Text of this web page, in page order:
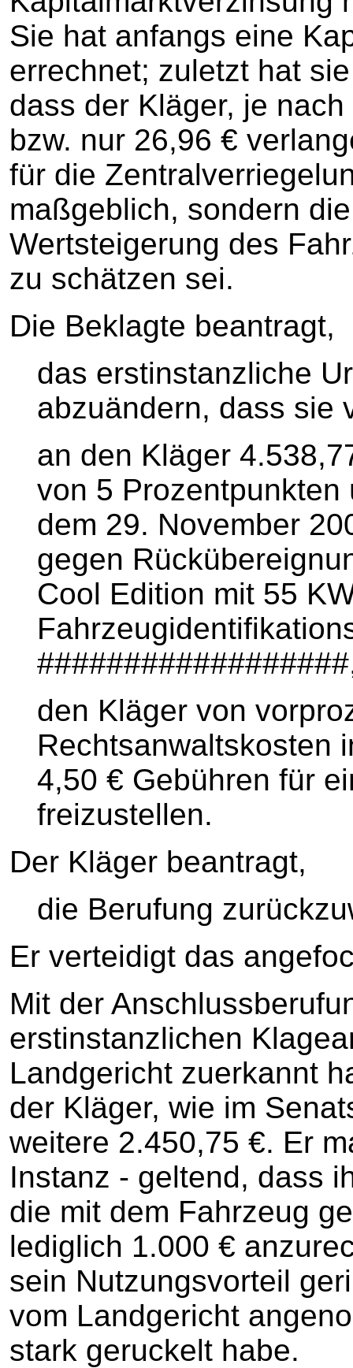
Sie hat anfangs eine
errechnet; zuletzt hat
dass der Kläger, je
bzw. nur 26,96 €
für die
maßgeblich, sondern
Wertsteigerung des
zu schätzen sei.
Die Beklagte beantragt,
das erstinstanzliche
abzuändern, dass sie
an den Kläger
von 5
dem 29. November
gegen
Cool Edition mit 55
den Kläger von
Rechtsanwaltskosten
4,50 € Gebühren für
freizustellen.
Der Kläger beantragt,
die Berufung
Er verteidigt das
Mit der
erstinstanzlichen
Landgericht zuerkannt
der Kläger, wie im
weitere 2.450,75 €. Er
Instanz - geltend, dass
die mit dem Fahrzeug
lediglich 1.000 €
sein Nutzungsvorteil
vom Landgericht
stark geruckelt habe.